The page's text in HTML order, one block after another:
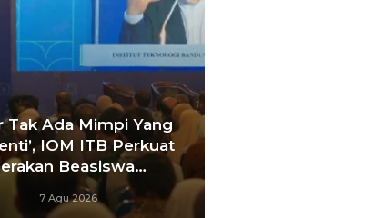
Tak Ada Mimpi Yang
IOM ITB Perkuat
Beasiswa…
7 Agu 2026